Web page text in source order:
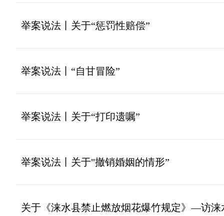
举案说法丨关于“惩罚性赔偿”
举案说法丨“自甘冒险”
举案说法丨关于“打印遗嘱”
举案说法丨关于"撤销婚姻的情形”
关于《涞水县禁止燃放烟花爆竹规定》—访